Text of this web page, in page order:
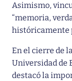
Asimismo,
“memoria,
históricamente
En el cierre de
Universidad de
destacó la